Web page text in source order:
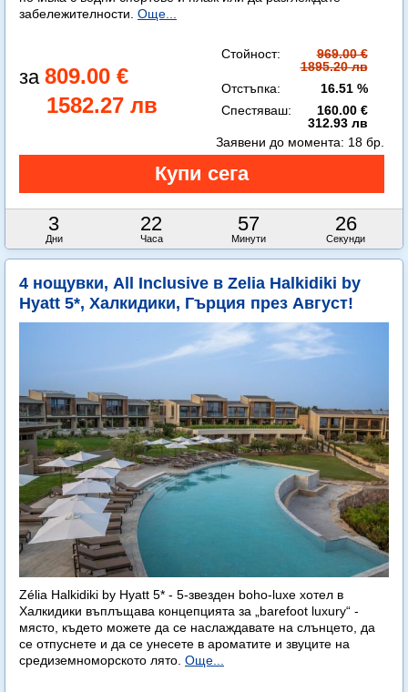
забележителности. Още...
809.00 €
1582.27 лв
Стойност:
969.00 €
1895.20 лв
Отстъпка:
16.51 %
Спестяваш:
160.00 €
312.93 лв
3
Дни
22
Часа
57
Минути
25
Секунди
Заявени до момента: 18 бр.
4 нощувки, All Inclusive в Zelia Halkidiki by
Hyatt 5*, Халкидики, Гърция през Август!
Zélia Halkidiki by Hyatt 5* - 5-звезден boho-luxe хотел в
Халкидики въплъщава концепцията за „barefoot luxury“ -
място, където можете да се наслаждавате на слънцето, да
се отпуснете и да се унесете в ароматите и звуците на
средиземноморското лято. Още...